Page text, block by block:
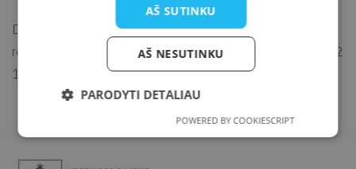
Dalyvių amžius nuo 12 metų. Vietų skaičius ribotas, būtina
registracija el. p.
jaunimas@kretvb.ltarba tel. (+370 445) 72
134.
AŠ SUTINKU
AŠ NESUTINKU
PARODYTI DETALIAU
POWERED BY COOKIESCRIPT